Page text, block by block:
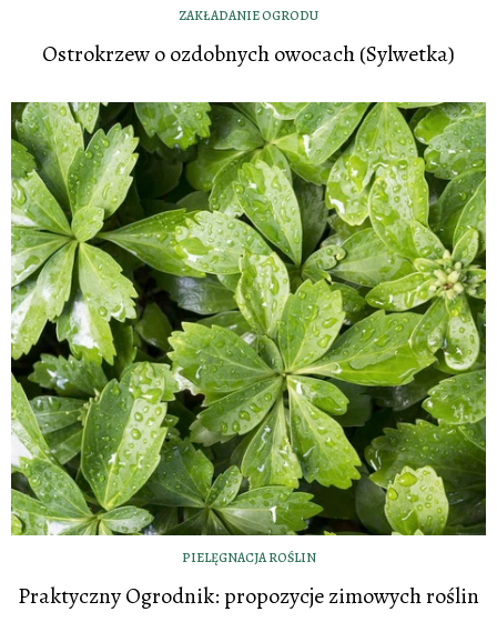
ZAKŁADANIE OGRODU
Ostrokrzew o ozdobnych owocach (Sylwetka)
PIELĘGNACJA ROŚLIN
Praktyczny Ogrodnik: propozycje zimowych roślin